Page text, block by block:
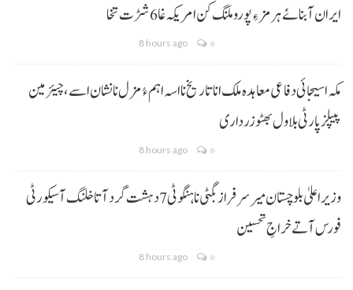
ایران آبنائے ہرمز ءِ پورو ملنگ کن امریکہ غا 6 شڑت تخا
8 hours ago 0
مکہ اسیجائی دفاعی معاہدہ ملک انا تاریخ نا اسہ اہم ءُ مزل نا نشان اسے، چیئرمین
پیپلز پارٹی بلاول بھٹو زرداری
8 hours ago 0
وزیراعلیٰ بلوچستان میر سرفراز بگٹی نا ہنگو ٹی 7 دہشت گرد آتا خلنگ آ سیکورٹی
فورس آتے خراجِ تحسین
8 hours ago 0